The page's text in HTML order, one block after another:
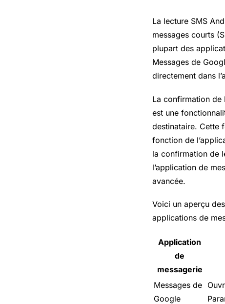
La lecture SMS
messages courts
plupart des
Messages de
directement dans
La confirmation de
est une
destinataire. Cette
fonction de
la confirmation de
l’application de
avancée.
Voici un aperçu
applications de
Application
de
messagerie
Messages de
Google